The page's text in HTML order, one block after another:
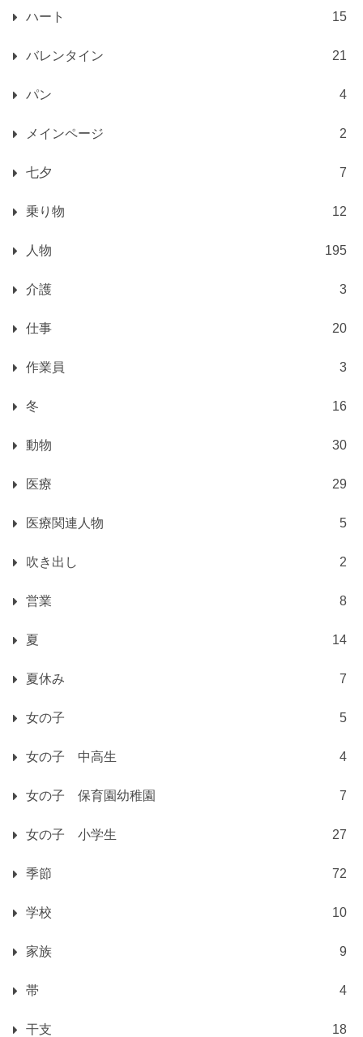
ハート 15
バレンタイン 21
パン 4
メインページ 2
七夕 7
乗り物 12
人物 195
介護 3
仕事 20
作業員 3
冬 16
動物 30
医療 29
医療関連人物 5
吹き出し 2
営業 8
夏 14
夏休み 7
女の子 5
女の子 中高生 4
女の子 保育園幼稚園 7
女の子 小学生 27
季節 72
学校 10
家族 9
帯 4
干支 18